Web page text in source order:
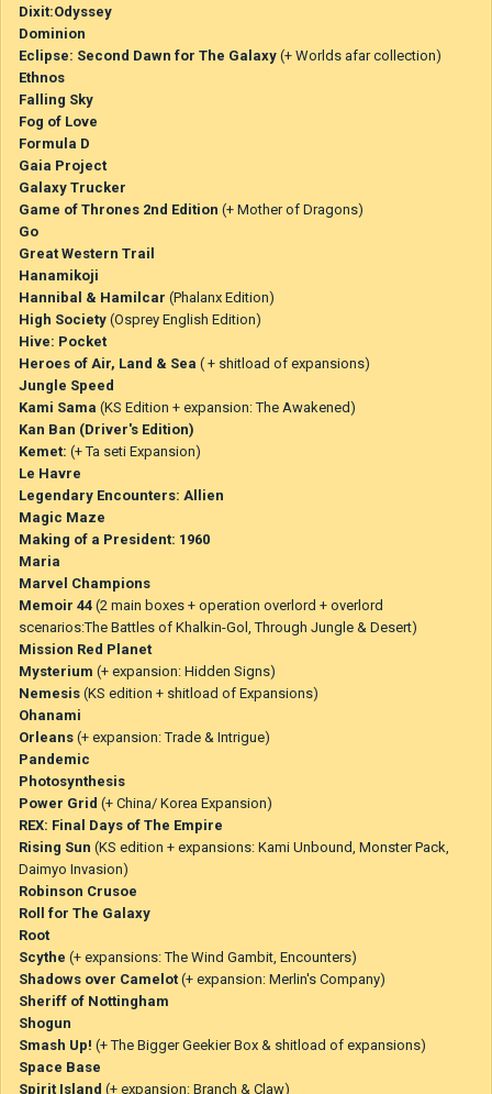
Dixit:Odyssey
Dominion
Eclipse: Second Dawn for The Galaxy (+ Worlds afar collection)
Ethnos
Falling Sky
Fog of Love
Formula D
Gaia Project
Galaxy Trucker
Game of Thrones 2nd Edition (+ Mother of Dragons)
Go
Great Western Trail
Hanamikoji
Hannibal & Hamilcar (Phalanx Edition)
High Society (Osprey English Edition)
Hive: Pocket
Heroes of Air, Land & Sea ( + shitload of expansions)
Jungle Speed
Kami Sama (KS Edition + expansion: The Awakened)
Kan Ban (Driver's Edition)
Kemet: (+ Ta seti Expansion)
Le Havre
Legendary Encounters: Allien
Magic Maze
Making of a President: 1960
Maria
Marvel Champions
Memoir 44 (2 main boxes + operation overlord + overlord
scenarios:The Battles of Khalkin-Gol, Through Jungle & Desert)
Mission Red Planet
Mysterium (+ expansion: Hidden Signs)
Nemesis (KS edition + shitload of Expansions)
Ohanami
Orleans (+ expansion: Trade & Intrigue)
Pandemic
Photosynthesis
Power Grid (+ China/ Korea Expansion)
REX: Final Days of The Empire
Rising Sun (KS edition + expansions: Kami Unbound, Monster Pack,
Daimyo Invasion)
Robinson Crusoe
Roll for The Galaxy
Root
Scythe (+ expansions: The Wind Gambit, Encounters)
Shadows over Camelot (+ expansion: Merlin's Company)
Sheriff of Nottingham
Shogun
Smash Up! (+ The Bigger Geekier Box & shitload of expansions)
Space Base
Spirit Island (+ expansion: Branch & Claw)